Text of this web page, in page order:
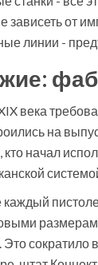
зависеть от
линии -
века
на
кто начал
сократило